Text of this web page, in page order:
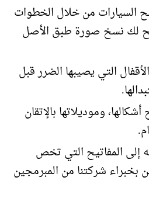
السيارات من خلال الخطوات
لك نسخ صورة طبق الأصل
التي يصيبها الضرر قبل
وموديلاتها بالإتقان
إلى المفاتيح التي تخص
بخبراء شركتنا من المبرمجين